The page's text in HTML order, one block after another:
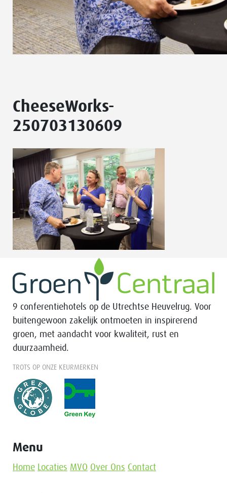
CheeseWorks-
250703130609
9 conferentiehotels op de Utrechtse Heuvelrug. Voor
buitengewoon zakelijk ontmoeten in inspirerend
groen, met aandacht voor kwaliteit, rust en
duurzaamheid.
TROTS OP ONZE KEURMERKEN
Menu
Home Locaties MVO Over Ons Contact